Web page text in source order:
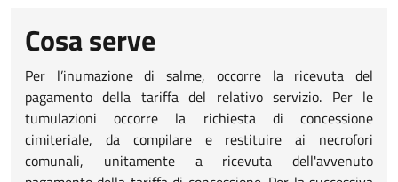
Cosa serve
Per l’inumazione di salme, occorre la ricevuta del
pagamento della tariffa del relativo servizio. Per le
tumulazioni occorre la richiesta di concessione
cimiteriale, da compilare e restituire ai necrofori
comunali, unitamente a ricevuta dell'avvenuto